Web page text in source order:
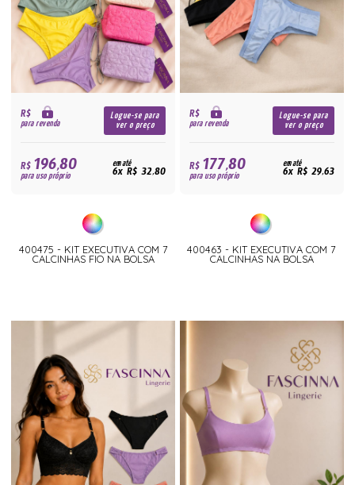
R$
para revenda
Logue-se para
ver o preço
R$196,80
para uso próprio
em até
6x R$ 32,80
400475 - KIT EXECUTIVA COM 7
CALCINHAS FIO NA BOLSA
R$
para revenda
Logue-se para
ver o preço
R$177,80
para uso próprio
em até
6x R$ 29,63
400463 - KIT EXECUTIVA COM 7
CALCINHAS NA BOLSA